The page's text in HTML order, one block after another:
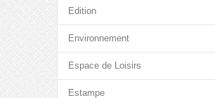
Edition
Environnement
Espace de Loisirs
Estampe